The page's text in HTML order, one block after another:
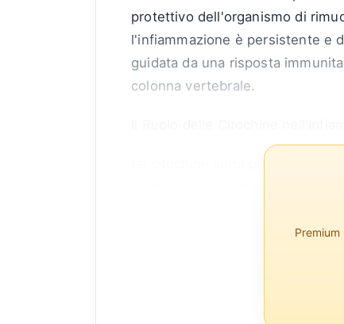
protettivo dell'organismo di
l'infiammazione è persistente e
guidata da una risposta
colonna vertebrale.
Le citochine sono piccole